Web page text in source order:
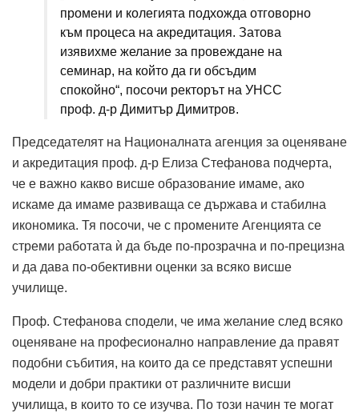
промени и колегията подхожда отговорно
към процеса на акредитация. Затова
изявихме желание за провеждане на
семинар, на който да ги обсъдим
спокойно“, посочи ректорът на УНСС
проф. д-р Димитър Димитров.
Председателят на Националната агенция за оценяване
и акредитация проф. д-р Елиза Стефанова подчерта,
че е важно какво висше образование имаме, ако
искаме да имаме развиваща се държава и стабилна
икономика. Тя посочи, че с промените Агенцията се
стреми работата ѝ да бъде по-прозрачна и по-прецизна
и да дава по-обективни оценки за всяко висше
училище.
Проф. Стефанова сподели, че има желание след всяко
оценяване на професионално направление да правят
подобни събития, на които да се представят успешни
модели и добри практики от различните висши
училища, в които то се изучва. По този начин те могат